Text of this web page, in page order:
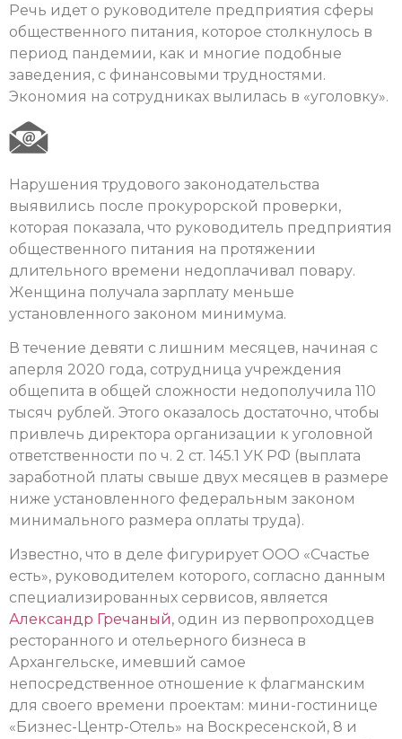
Речь идет о руководителе предприятия сферы
общественного питания, которое столкнулось в
период пандемии, как и многие подобные
заведения, с финансовыми трудностями.
Экономия на сотрудниках вылилась в «уголовку».
Нарушения трудового законодательства
выявились после прокурорской проверки,
которая показала, что руководитель предприятия
общественного питания на протяжении
длительного времени недоплачивал повару.
Женщина получала зарплату меньше
установленного законом минимума.
В течение девяти с лишним месяцев, начиная с
аперля 2020 года, сотрудница учреждения
общепита в общей сложности недополучила 110
тысяч рублей. Этого оказалось достаточно, чтобы
привлечь директора организации к уголовной
ответственности по ч. 2 ст. 145.1 УК РФ (выплата
заработной платы свыше двух месяцев в размере
ниже установленного федеральным законом
минимального размера оплаты труда).
Известно, что в деле фигурирует ООО «Счастье
есть», руководителем которого, согласно данным
специализированных сервисов, является
Александр Гречаный, один из первопроходцев
ресторанного и отельерного бизнеса в
Архангельске, имевший самое
непосредственное отношение к флагманским
для своего времени проектам: мини-гостинице
«Бизнес-Центр-Отель» на Воскресенской, 8 и